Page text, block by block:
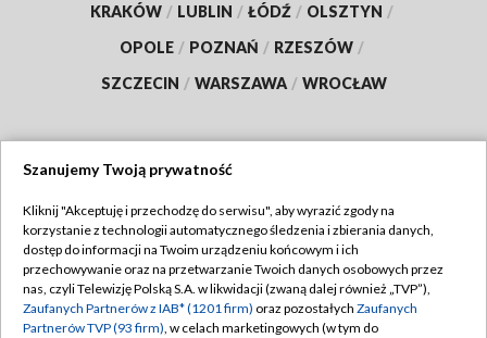
KRAKÓW / LUBLIN / ŁÓDŹ / OLSZTYN /
OPOLE / POZNAŃ / RZESZÓW /
SZCZECIN / WARSZAWA / WROCŁAW
TVP
Abonament TVP
Emisja w TVP
Regulamin TVP
Polityka prywatności
Szanujemy Twoją prywatność
Kliknij "Akceptuję i przechodzę do serwisu", aby wyrazić zgody na
korzystanie z technologii automatycznego śledzenia i zbierania danych,
dostęp do informacji na Twoim urządzeniu końcowym i ich
przechowywanie oraz na przetwarzanie Twoich danych osobowych przez
nas, czyli Telewizję Polską S.A. w likwidacji (zwaną dalej również „TVP”),
Zaufanych Partnerów z IAB* (1201 firm) oraz pozostałych Zaufanych
Partnerów TVP (93 firm), w celach marketingowych (w tym do